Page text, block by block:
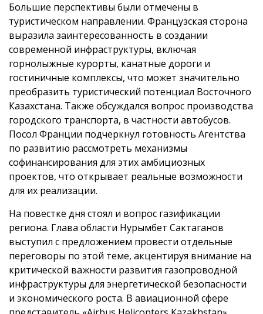
Большие перспективы были отмечены в
туристическом направлении. Французская сторона
выразила заинтересованность в создании
современной инфраструктуры, включая
горнолыжные курорты, канатные дороги и
гостиничные комплексы, что может значительно
преобразить туристический потенциал Восточного
Казахстана. Также обсуждался вопрос производства
городского транспорта, в частности автобусов.
Посол Франции подчеркнул готовность Агентства
по развитию рассмотреть механизмы
софинансирования для этих амбициозных
проектов, что открывает реальные возможности
для их реализации.
На повестке дня стоял и вопрос газификации
региона. Глава области Нурымбет Сактаганов
выступил с предложением провести отдельные
переговоры по этой теме, акцентируя внимание на
критической важности развития газопроводной
инфраструктуры для энергетической безопасности
и экономического роста. В авиационной сфере